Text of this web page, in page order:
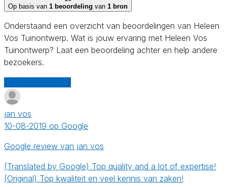
Op basis van 1 beoordeling van 1 bron
Onderstaand een overzicht van beoordelingen van Heleen
Vos Tuinontwerp. Wat is jouw ervaring met Heleen Vos
Tuinontwerp? Laat een beoordeling achter en help andere
bezoekers.
jan vos
10-08-2019 op Google
Google review van jan vos
(Translated by Google) Top quality and a lot of expertise!
(Original) Top kwaliteit en veel kennis van zaken!